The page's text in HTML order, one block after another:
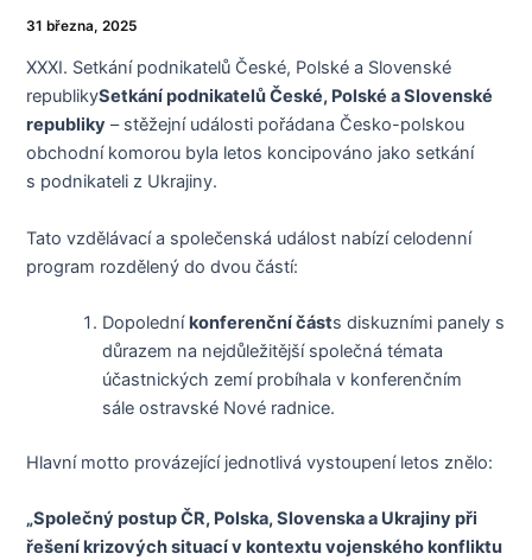
31 března, 2025
XXXI. Setkání podnikatelů České, Polské a Slovenské
republikySetkání podnikatelů České, Polské a Slovenské
republiky – stěžejní události pořádana Česko-polskou
obchodní komorou byla letos koncipováno jako setkání
s podnikateli z Ukrajiny.
Tato vzdělávací a společenská událost nabízí celodenní
program rozdělený do dvou částí:
Dopoledníkonferenční částs diskuzními panely s
důrazem na nejdůležitější společná témata
účastnických zemí probíhala v konferenčním
sále ostravské Nové radnice.
Hlavní motto provázející jednotlivá vystoupení letos znělo:
„Společný postup ČR, Polska, Slovenska a Ukrajiny při
řešení krizových situací v kontextu vojenského konfliktu